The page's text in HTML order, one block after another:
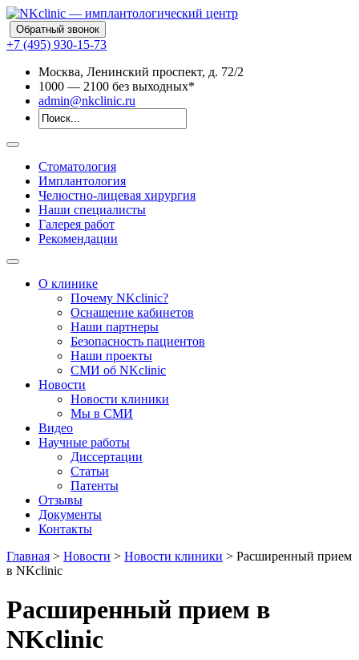
Обратный звонок
+7 (495) 930-15-73
Москва, Ленинский проспект, д. 72/2
1000 — 2100 без выходных*
admin@nkclinic.ru
Стоматология
Имплантология
Челюстно-лицевая хирургия
Наши специалисты
Галерея работ
Рекомендации
О клинике
Почему NKclinic?
Оснащение кабинетов
Наши партнеры
Безопасность пациентов
Наши проекты
СМИ об NKclinic
Новости
Новости клиники
Мы в СМИ
Видео
Научные работы
Диссертации
Статьи
Патенты
Отзывы
Документы
Контакты
Главная > Новости > Новости клиники > Расширенный прием
в NKclinic
Расширенный прием в
NKclinic